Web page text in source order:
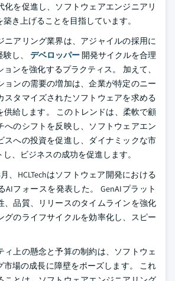
化を促進し、ソフトウェアエンジニアリ
き上げることを目指しています。
ニアリング業界は、アジャイルの採用に
し、 デベロッパー開発サイクルを合理
ンを強化するプラクティス。 加えて、
ョンの需要の増加は、企業が特定のニー
スタマイズされたソフトウェアを求める
供給します。 このトレンドは、柔軟で顧
へのシフトを反映し、ソフトウェアエン
スへの投資を促進し、ダイナミックな市
、ビジネスの成功を促進します。
、HCLTechはソフトウェア開発における
AIフォースを発表した。 GenAIプラット
、品質、リリースのタイムラインを強化
グのライフサイクルを効率化し、スピー
ィ上の懸念と予算の制約は、ソフトウェ
市場の成長に障壁をポーズします。 これ